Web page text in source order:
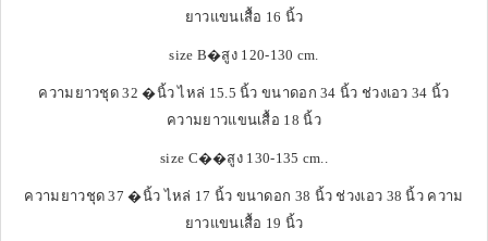
ยาวแขนเสื้อ 16 นิ้ว
size B�สูง 120-130 cm.
ความยาวชุด 32 �นิ้ว ไหล่ 15.5 นิ้ว ขนาดอก 34 นิ้ว ช่วงเอว 34 นิ้ว
ความยาวแขนเสื้อ 18 นิ้ว
size C��สูง 130-135 cm..
ความยาวชุด 37 �นิ้ว ไหล่ 17 นิ้ว ขนาดอก 38 นิ้ว ช่วงเอว 38 นิ้ว ความ
ยาวแขนเสื้อ 19 นิ้ว